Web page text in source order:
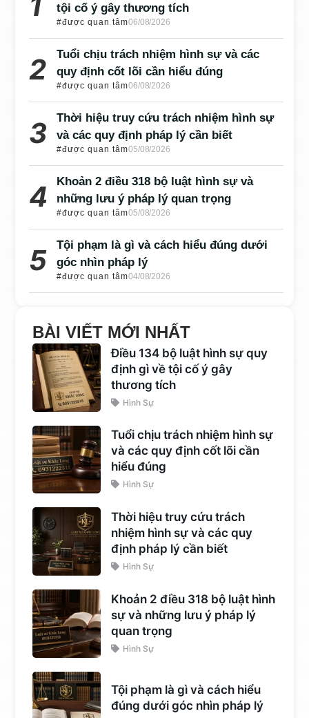
tội cố ý gây thương tích
#được quan tâm06/08/2026
Tuổi chịu trách nhiệm hình sự và các
quy định cốt lõi cần hiểu đúng
#được quan tâm06/08/2026
Thời hiệu truy cứu trách nhiệm hình sự
và các quy định pháp lý cần biết
#được quan tâm05/08/2026
Khoản 2 điều 318 bộ luật hình sự và
những lưu ý pháp lý quan trọng
#được quan tâm05/08/2026
Tội phạm là gì và cách hiểu đúng dưới
góc nhìn pháp lý
#được quan tâm04/08/2026
BÀI VIẾT MỚI NHẤT
Điều 134 bộ luật hình sự quy
định gì về tội cố ý gây
thương tích
Hình Sự
Tuổi chịu trách nhiệm hình sự
và các quy định cốt lõi cần
hiểu đúng
Hình Sự
Thời hiệu truy cứu trách
nhiệm hình sự và các quy
định pháp lý cần biết
Hình Sự
Khoản 2 điều 318 bộ luật hình
sự và những lưu ý pháp lý
quan trọng
Hình Sự
Tội phạm là gì và cách hiểu
đúng dưới góc nhìn pháp lý